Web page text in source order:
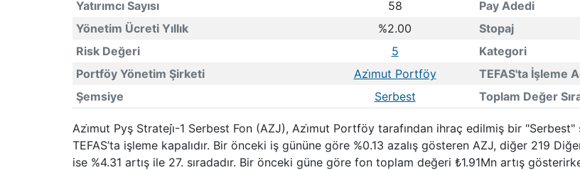
Yatırımcı Sayısı
58 Pay Adedi
Yönetim Ücreti Yıllık
%2.00 Stopaj
Risk Değeri
5 Kategori
Portföy Yönetim Şirketi
Azi̇mut Portföy
TEFAS'ta İşleme
Şemsiye
Serbest Toplam Değer
Azi̇mut Pyş Strateji̇-1 Serbest Fon (AZJ), Azi̇mut Portföy tarafından ihraç edilmiş bir
TEFAS’ta işleme kapalıdır. Bir önceki iş gününe göre %0.13 azalış gösteren AZJ, diğer 219
ise %4.31 artış ile 27. sıradadır. Bir önceki güne göre fon toplam değeri ₺1.91Mn artış